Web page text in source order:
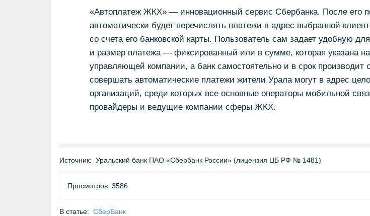
«Автоплатеж ЖКХ» — инновационный сервис Сбербанка. После его
автоматически будет перечислять платежи в адрес выбранной
со счета его банковской карты. Пользователь сам задает удобную
и размер платежа — фиксированный или в сумме, которая указана
управляющей компании, а банк самостоятельно и в срок производит
совершать автоматические платежи жители Урала могут в адрес
организаций, среди которых все основные операторы мобильной
провайдеры и ведущие компании сферы ЖКХ.
Источник: Уральский банк ПАО «Сбербанк России» (лицензия ЦБ РФ № 1481)
Просмотров: 3586
В статье: СберБанк